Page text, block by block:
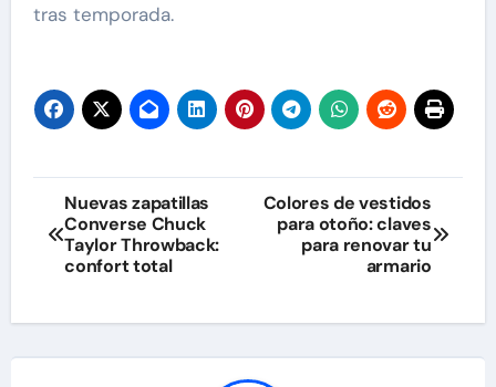
tras temporada.
Navegación
de
Nuevas zapatillas
Converse Chuck
Taylor Throwback:
confort total
Colores de vestidos
para otoño: claves
para renovar tu
armario